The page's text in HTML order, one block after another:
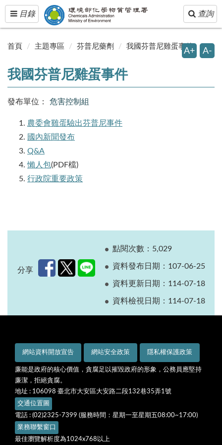
Toggle
navigation
目錄
Toggle
navigation
查詢
首頁 主題專區 芬普尼藥劑 我國芬普尼雞蛋事件
A+ A-
我國芬普尼雞蛋事件
發布單位： 危害控制組
農委會雞蛋驗出芬普尼事件
國內新聞發布
Q&A
懶人包(PDF檔)
行政院重要政策
分享
點閱次數：5,029
資料發布日期：107-06-25
資料更新日期：114-07-18
資料檢視日期：114-07-18
網站資料開放宣告 網站安全政策 隱私權保護政策
廉能是政府的核心價值，貪腐足以摧毀政府的形象，公務員應堅持
廉潔，拒絕貪腐。
地址 : 106098 臺北市大安區大安路二段132巷35弄1號
交通位置圖
電話 : (02)2325-7399 (服務時間：星期一至星期五08:00~17:00)
業務聯繫窗口
最佳瀏覽解析度為1024x768以上